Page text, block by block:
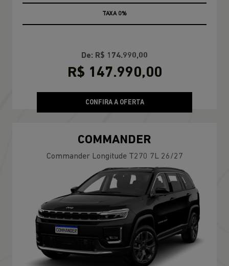
BÔNUS NO USADO
De: R$ 174.990,00
R$ 147.990,00
CONFIRA A OFERTA
COMMANDER
Commander Longitude T270 7L 26/27